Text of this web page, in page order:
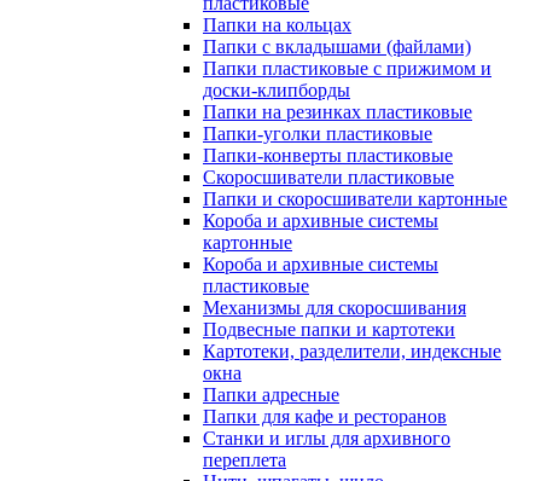
Папки на кольцах
Папки с вкладышами (файлами)
Папки пластиковые с прижимом и
доски-клипборды
Папки на резинках пластиковые
Папки-уголки пластиковые
Папки-конверты пластиковые
Скоросшиватели пластиковые
Папки и скоросшиватели картонные
Короба и архивные системы
картонные
Короба и архивные системы
пластиковые
Механизмы для скоросшивания
Подвесные папки и картотеки
Картотеки, разделители, индексные
окна
Папки адресные
Папки для кафе и ресторанов
Станки и иглы для архивного
переплета